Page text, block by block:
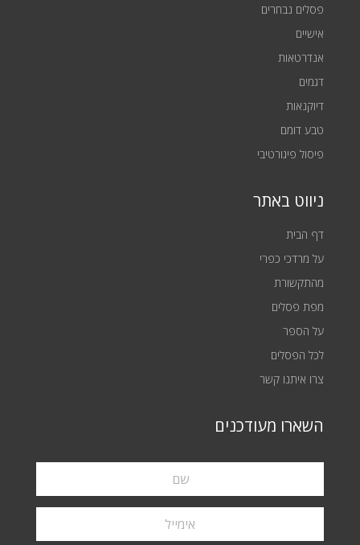
פסלים נבחרים
אישיים
אנדרטאות
דגמים
דיוקנאות
טבע דומם
פיסול פיגורטיבי
ניווט באתר
דף הבית
על מרדכי כפרי
מהתקשורת
מפת פסלים
על הספר
לכל הפסלים
צרו איתנו קשר
השארו מעודכנים